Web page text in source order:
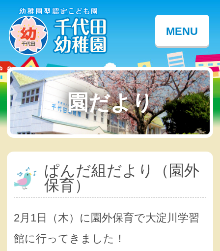
MENU
園だより
ぱんだ組だより（園外
保育）
2月1日（木）に園外保育で大淀川学習
館に行ってきました！